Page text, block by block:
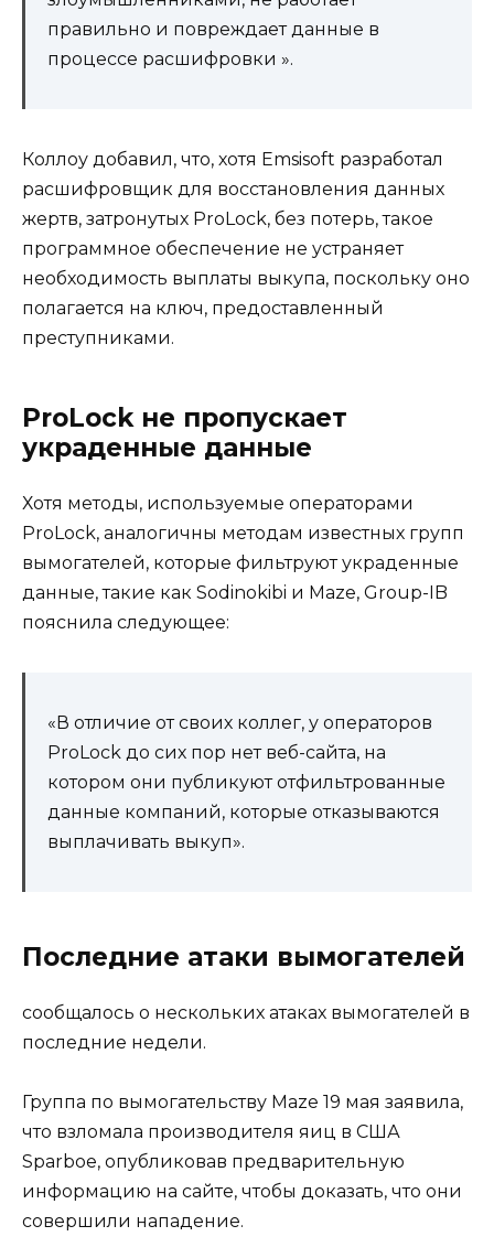
правильно и повреждает данные в
процессе расшифровки ».
Коллоу добавил, что, хотя Emsisoft разработал
расшифровщик для восстановления данных
жертв, затронутых ProLock, без потерь, такое
программное обеспечение не устраняет
необходимость выплаты выкупа, поскольку оно
полагается на ключ, предоставленный
преступниками.
ProLock не пропускает
украденные данные
Хотя методы, используемые операторами
ProLock, аналогичны методам известных групп
вымогателей, которые фильтруют украденные
данные, такие как Sodinokibi и Maze, Group-IB
пояснила следующее:
«В отличие от своих коллег, у операторов
ProLock до сих пор нет веб-сайта, на
котором они публикуют отфильтрованные
данные компаний, которые отказываются
выплачивать выкуп».
Последние атаки вымогателей
сообщалось о нескольких атаках вымогателей в
последние недели.
Группа по вымогательству Maze 19 мая заявила,
что взломала производителя яиц в США
Sparboe, опубликовав предварительную
информацию на сайте, чтобы доказать, что они
совершили нападение.